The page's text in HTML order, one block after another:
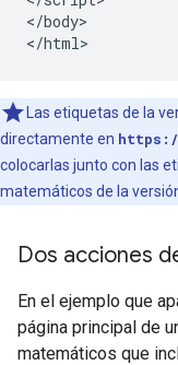
</body>
</html>
Las etiquetas de la
directamente en https://
colocarlas junto con las
matemáticos de la
Dos acciones
En el ejemplo que
página principal de
matemáticos que